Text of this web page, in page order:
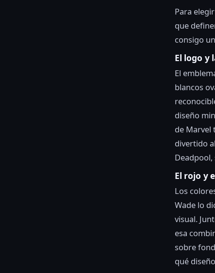
Para
que
consigo
El logo y
El
blancos
diseño
de Marvel
divertido
Deadpool,
El rojo y
Los
Wade lo
visual.
esa
sobre
qué